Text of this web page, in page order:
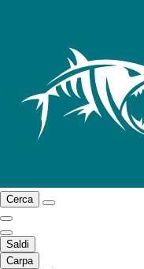
Cerca
Saldi
Carpa